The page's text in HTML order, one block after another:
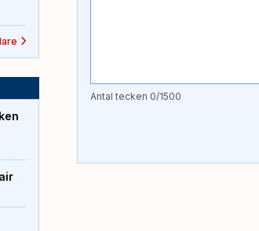
Antal tecken 0/1500